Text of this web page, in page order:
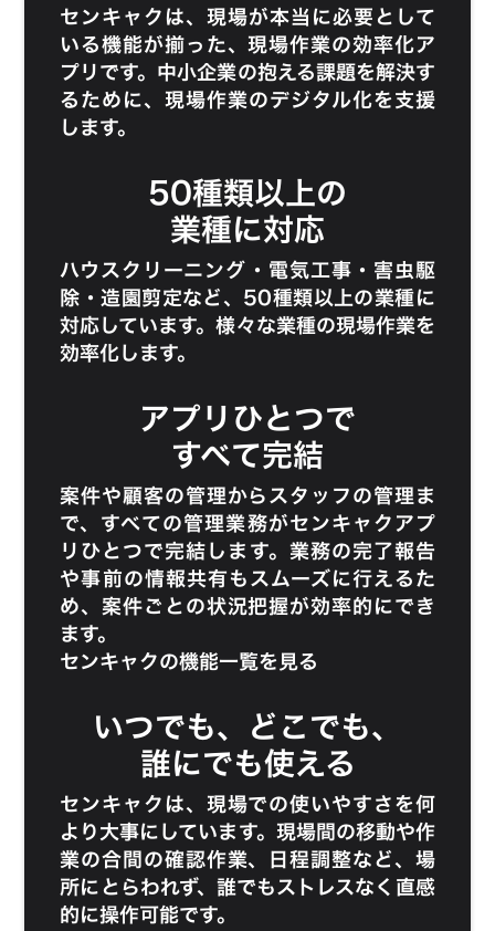
センキャクは、現場が本当に必要として
いる機能が揃った、現場作業の効率化ア
プリです。中小企業の抱える課題を解決す
るために、現場作業のデジタル化を支援
します。
50種類以上の
業種に対応
ハウスクリーニング ・ 電気工事 ・ 害虫駆
除 ・造園剪定など、50種類以上の業種に
対応しています。様々な業種の現場作業を
効率化します。
アプリひとつで
すべて完結
案件や顧客の管理からスタッフの管理ま
で、すべての管理業務がセンキャクアプ
リひとつで完結します。業務の完了報告
や事前の情報共有もスムーズに行えるた
め、案件ごとの状況把握が効率的にでき
ます。
センキャクの機能一覧を見る
いつでも、どこでも、
誰にでも使える
センキャクは、現場での使いやすさを何
より大事にしています。現場間の移動や作
業の合間の確認作業、日程調整など、場
所にとらわれず、誰でもストレスなく直感
的に操作可能です。